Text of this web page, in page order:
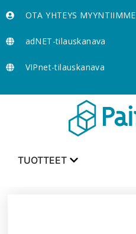
OTA YHTEYS MYYNTIIMME
adNET-tilauskanava
VIPnet-tilauskanava
TUOTTEET